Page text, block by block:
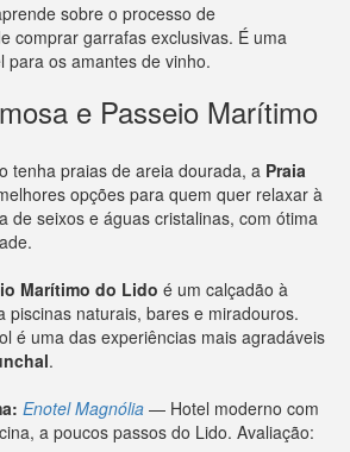
sobre o processo de
comprar garrafas exclusivas. É uma
para os amantes de vinho.
e Passeio Marítimo
tenha praias de areia dourada, a Praia
opções para quem quer relaxar à
de seixos e águas cristalinas, com ótima
Marítimo do Lido é um calçadão à
piscinas naturais, bares e miradouros.
é uma das experiências mais agradáveis
.
Enotel Magnólia — Hotel moderno com
a poucos passos do Lido. Avaliação: